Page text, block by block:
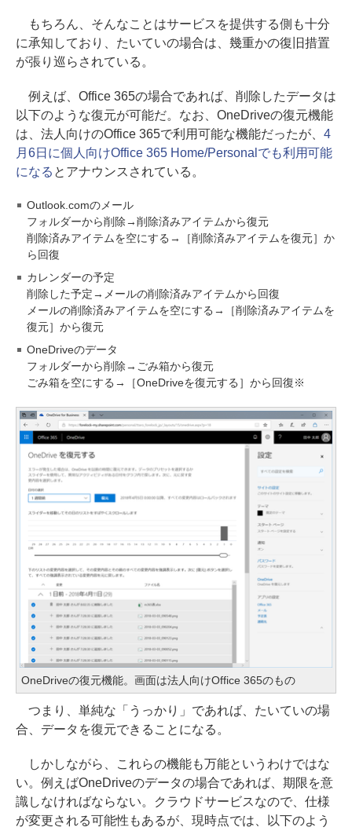
もちろん、そんなことはサービスを提供する側も十分
に承知しており、たいていの場合は、幾重かの復旧措置
が張り巡らされている。
例えば、Office 365の場合であれば、削除したデータは
以下のような復元が可能だ。なお、OneDriveの復元機能
は、法人向けのOffice 365で利用可能な機能だったが、 4
月6日に個人向けOffice 365 Home/Personalでも利用可能
になる とアナウンスされている。
Outlook.comのメール
フォルダーから削除→削除済みアイテムから復元
削除済みアイテムを空にする→［削除済みアイテムを復元］か
ら回復
カレンダーの予定
削除した予定→メールの削除済みアイテムから回復
メールの削除済みアイテムを空にする→［削除済みアイテムを
復元］から復元
OneDriveのデータ
フォルダーから削除→ごみ箱から復元
ごみ箱を空にする→［OneDriveを復元する］から回復※
OneDriveの復元機能。画面は法人向けOffice 365のもの
つまり、単純な「うっかり」であれば、たいていの場
合、データを復元できることになる。
しかしながら、これらの機能も万能というわけではな
い。例えばOneDriveのデータの場合であれば、期限を意
識しなければならない。クラウドサービスなので、仕様
が変更される可能性もあるが、現時点では、以下のよう